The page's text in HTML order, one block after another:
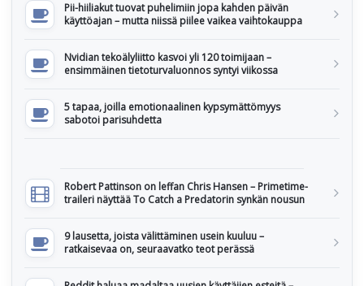
Pii-hiiliakut tuovat puhelimiin jopa kahden päivän
käyttöajan – mutta niissä piilee vaikea vaihtokauppa
Nvidian tekoälyliitto kasvoi yli 120 toimijaan –
ensimmäinen tietoturvaluonnos syntyi viikossa
5 tapaa, joilla emotionaalinen kypsymättömyys
sabotoi parisuhdetta
Robert Pattinson on leffan Chris Hansen – Primetime-
traileri näyttää To Catch a Predatorin synkän nousun
9 lausetta, joista välittäminen usein kuuluu –
ratkaisevaa on, seuraavatko teot perässä